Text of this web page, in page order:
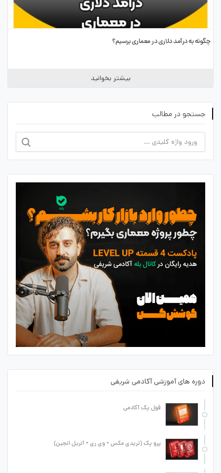
چگونه به درآمد دلاری در معماری برسیم؟
بیشتر بخوانید
جستجو در مطالب
دوره های آموزشی آکادمی شریفی
فول پک آکادمی
پرو پک (تریدی مکس + وی ری + آنریل انجین)